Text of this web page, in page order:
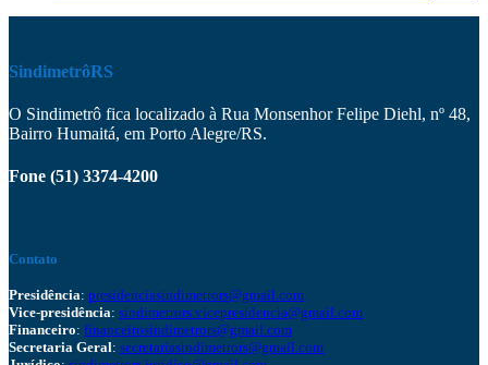
SindimetrôRS
O Sindimetrô fica localizado à Rua Monsenhor Felipe Diehl, nº 48,
Bairro Humaitá, em Porto Alegre/RS.
Fone (51) 3374-4200
Contato
Presidência: presidenciasindimetrors@gmail.com
Vice-presidência: sindimetrors.vicepresidencia@gmail.com
Financeiro: financeirosindimetrors@gmail.com
Secretaria Geral: secretariasindimetrors@gmail.com